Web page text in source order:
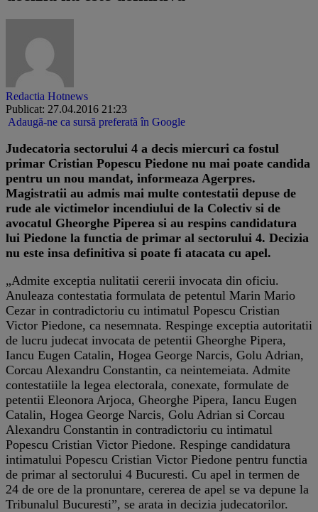
Redactia Hotnews
Publicat: 27.04.2016 21:23
Adaugă-ne ca sursă preferată în Google
Judecatoria sectorului 4 a decis miercuri ca fostul
primar Cristian Popescu Piedone nu mai poate candida
pentru un nou mandat, informeaza Agerpres.
Magistratii au admis mai multe contestatii depuse de
rude ale victimelor incendiului de la Colectiv si de
avocatul Gheorghe Piperea si au respins candidatura
lui Piedone la functia de primar al sectorului 4. Decizia
nu este insa definitiva si poate fi atacata cu apel.
„Admite exceptia nulitatii cererii invocata din oficiu.
Anuleaza contestatia formulata de petentul Marin Mario
Cezar in contradictoriu cu intimatul Popescu Cristian
Victor Piedone, ca nesemnata. Respinge exceptia autoritatii
de lucru judecat invocata de petentii Gheorghe Pipera,
Iancu Eugen Catalin, Hogea George Narcis, Golu Adrian,
Corcau Alexandru Constantin, ca neintemeiata. Admite
contestatiile la legea electorala, conexate, formulate de
petentii Eleonora Arjoca, Gheorghe Pipera, Iancu Eugen
Catalin, Hogea George Narcis, Golu Adrian si Corcau
Alexandru Constantin in contradictoriu cu intimatul
Popescu Cristian Victor Piedone. Respinge candidatura
intimatului Popescu Cristian Victor Piedone pentru functia
de primar al sectorului 4 Bucuresti. Cu apel in termen de
24 de ore de la pronuntare, cererea de apel se va depune la
Tribunalul Bucuresti”, se arata in decizia judecatorilor.